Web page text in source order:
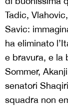
Tadic,
Savic:
ha eliminato
e bravura, e la
Sommer,
senatori
squadra non